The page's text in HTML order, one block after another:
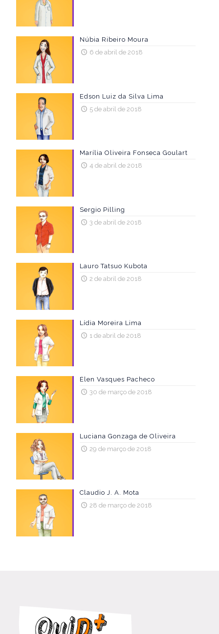
Núbia Ribeiro Moura
6 de abril de 2018
Edson Luiz da Silva Lima
5 de abril de 2018
Marília Oliveira Fonseca Goulart
4 de abril de 2018
Sergio Pilling
3 de abril de 2018
Lauro Tatsuo Kubota
2 de abril de 2018
Lídia Moreira Lima
1 de abril de 2018
Élen Vasques Pacheco
30 de março de 2018
Luciana Gonzaga de Oliveira
29 de março de 2018
Claudio J. A. Mota
28 de março de 2018